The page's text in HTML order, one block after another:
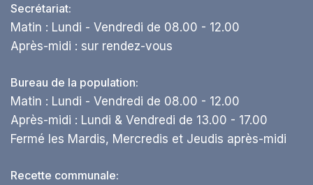
Secrétariat:
Matin : Lundi - Vendredi de 08.00 - 12.00
Après-midi : sur rendez-vous
Bureau de la population:
Matin : Lundi - Vendredi de 08.00 - 12.00
Après-midi : Lundi & Vendredi de 13.00 - 17.00
Fermé les Mardis, Mercredis et Jeudis après-midi
Recette communale: